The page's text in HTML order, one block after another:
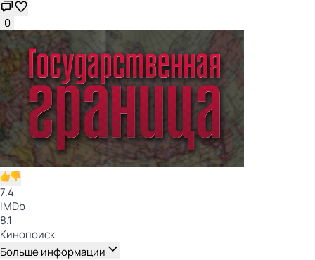
0
7.4
IMDb
8.1
Кинопоиск
Больше информации